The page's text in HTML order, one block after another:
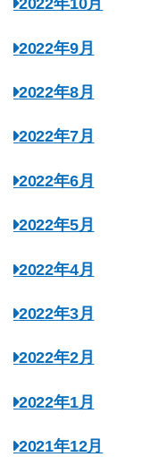
2022年10月
2022年9月
2022年8月
2022年7月
2022年6月
2022年5月
2022年4月
2022年3月
2022年2月
2022年1月
2021年12月